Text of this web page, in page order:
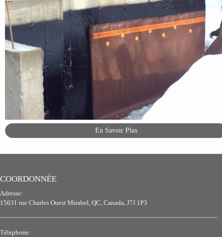
En Savoir Plus
COORDONNÉE
Adresse:
15631 rue Charles Ouest Mirabel, QC, Canada, J7J 1P3
Télephone: